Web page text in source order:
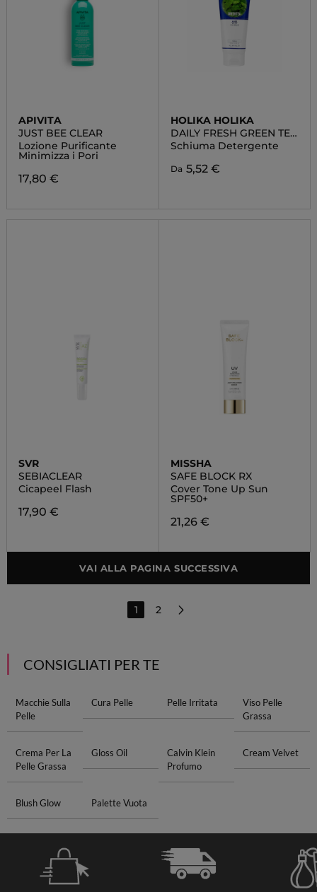
APIVITA
JUST BEE CLEAR
Lozione Purificante
Minimizza i Pori
17,80 €
HOLIKA HOLIKA
DAILY FRESH GREEN TEA
CLEANSING FOAM
Schiuma Detergente
Da 5,52 €
SVR
SEBIACLEAR
Cicapeel Flash
17,90 €
MISSHA
SAFE BLOCK RX
Cover Tone Up Sun
SPF50+
21,26 €
VAI ALLA PAGINA SUCCESSIVA
1 2
CONSIGLIATI PER TE
Macchie Sulla
Pelle
Cura Pelle Pelle Irritata
Viso Pelle
Grassa
Crema Per La
Pelle Grassa
Gloss Oil
Calvin Klein
Profumo
Cream Velvet
Blush Glow Palette Vuota